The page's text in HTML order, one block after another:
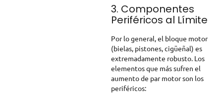
3. Componentes
Periféricos al Límite
Por lo general, el bloque motor
(bielas, pistones, cigüeñal) es
extremadamente robusto. Los
elementos que más sufren el
aumento de par motor son los
periféricos: